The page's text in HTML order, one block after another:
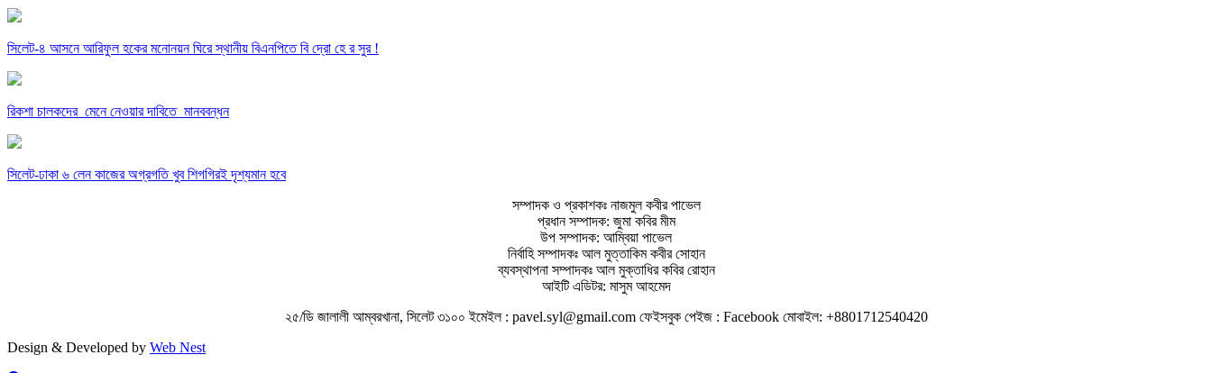
সিলেট-৪ আসনে আরিফুল হকের মনোনয়ন ঘিরে স্থানীয় বিএনপিতে বি দ্রো হে র সুর !
রিকশা চালকদের মেনে নেওয়ার দাবিতে মানববন্ধন
সিলেট-ঢাকা ৬ লেন কাজের অগ্রগতি খুব শিগগিরই দৃশ্যমান হবে
সম্পাদক ও প্রকাশকঃ নাজমুল কবীর পাভেল
প্রধান সম্পাদক: জুমা কবির মীম
উপ সম্পাদক: আম্বিয়া পাভেল
নির্বাহি সম্পাদকঃ আল মুত্তাকিম কবীর সোহান
ব্যবস্থাপনা সম্পাদকঃ আল মুক্তাধির কবির রোহান
আইটি এডিটর: মাসুম আহমেদ
২৫/ডি জালালী আম্বরখানা, সিলেট ৩১০০ ইমেইল : pavel.syl@gmail.com ফেইসবুক পেইজ : Facebook মোবাইল: +8801712540420
Design & Developed by Web Nest